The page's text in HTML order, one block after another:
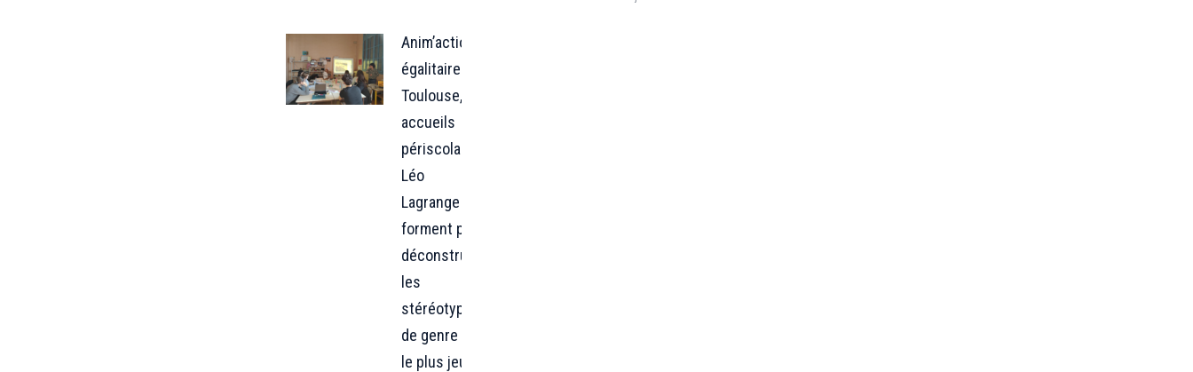
Anim’action
égalitaire : à
Toulouse, 4
accueils
périscolaires
Léo
Lagrange se
forment pour
déconstruire
les
stéréotypes
de genre dès
le plus jeune